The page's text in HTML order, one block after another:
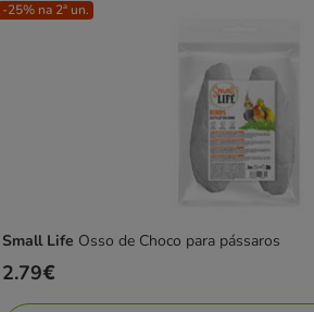
-25% na 2ª un.
Small Life Osso de Choco para pássaros
Preço
2.79€
2.79€